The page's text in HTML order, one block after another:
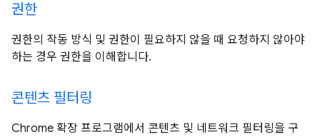
권한
권한의 작동 방식 및 권한이 필요하지 않을 때 요청하지 않아야
하는 경우 권한을 이해합니다.
콘텐츠 필터링
Chrome 확장 프로그램에서 콘텐츠 및 네트워크 필터링을 구